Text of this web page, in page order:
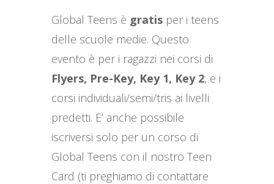
Global Teens è gratis per i teens
delle scuole medie. Questo
evento è per i ragazzi nei corsi di
Flyers, Pre-Key, Key 1, Key 2, e i
corsi individuali/semi/tris ai livelli
predetti. E’ anche possibile
iscriversi solo per un corso di
Global Teens con il nostro Teen
Card (ti preghiamo di contattare